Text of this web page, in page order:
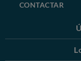
CONTACTAR